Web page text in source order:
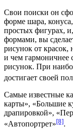
Свои поиски он
форме шара,
простых фигурах,
формами, вы
рисунок от красок,
и чем гармоничнее
рисунок. При
достигает своей
Самые известные
карты», «Большие
драпировкой»,
«Автопортрет»[8].